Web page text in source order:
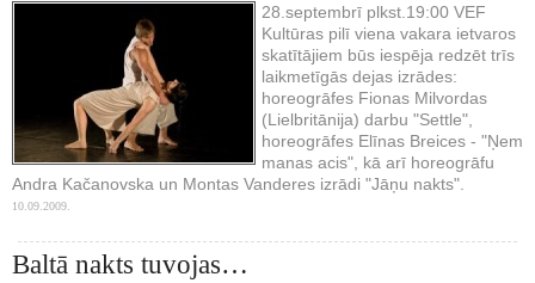
28.septembrī plkst.19:00 VEF
Kultūras pilī viena vakara ietvaros
skatītājiem būs iespēja redzēt trīs
laikmetīgās dejas izrādes:
horeogrāfes Fionas Milvordas
(Lielbritānija) darbu "Settle",
horeogrāfes Elīnas Breices - "Ņem
manas acis", kā arī horeogrāfu
Andra Kačanovska un Montas Vanderes izrādi "Jāņu nakts".
10.09.2009.
Baltā nakts tuvojas…